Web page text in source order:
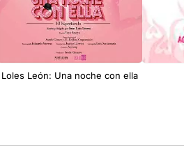
Loles León: Una noche con ella